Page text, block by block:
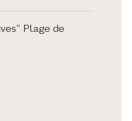
Plage de